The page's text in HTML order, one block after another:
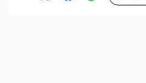
あ自分が自分じゃないみたい！